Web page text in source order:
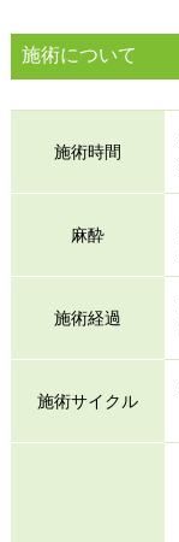
施術について
施術時間
麻酔
施術経過
施術サイクル